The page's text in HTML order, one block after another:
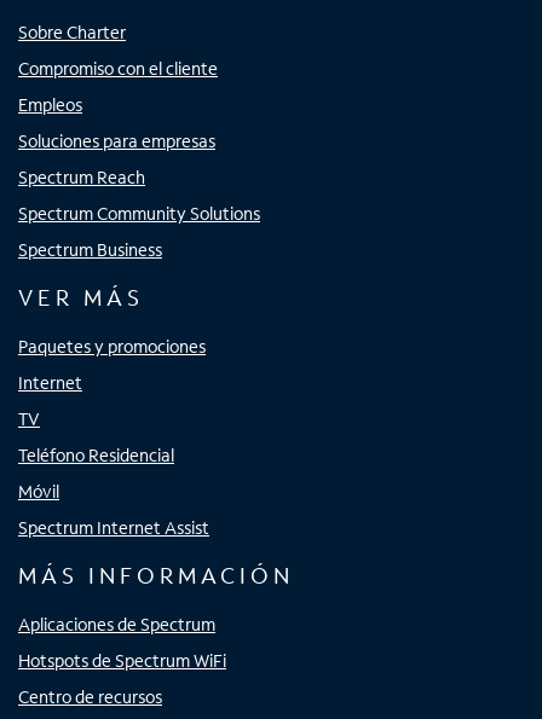
Sobre Charter
Compromiso con el cliente
Empleos
Soluciones para empresas
Spectrum Reach
Spectrum Community Solutions
Spectrum Business
VER MÁS
Paquetes y promociones
Internet
TV
Teléfono Residencial
Móvil
Spectrum Internet Assist
MÁS INFORMACIÓN
Aplicaciones de Spectrum
Hotspots de Spectrum WiFi
Centro de recursos